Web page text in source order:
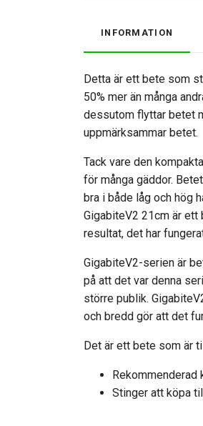
INFORMATION
Detta är ett bete som
50% mer än många
dessutom flyttar betet
uppmärksammar betet.
Tack vare den
för många gäddor.
bra i både låg och hög
GigabiteV2 21cm är
resultat, det har
GigabiteV2-serien är
på att det var denna
större publik.
och bredd gör att det
Det är ett bete som är
Rekommenderad
Stinger att köpa